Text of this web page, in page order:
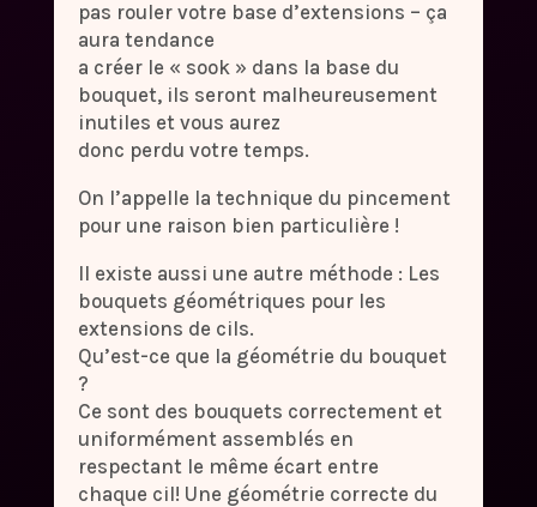
pas rouler votre base d’extensions – ça
aura tendance
a créer le « sook » dans la base du
bouquet, ils seront malheureusement
inutiles et vous aurez
donc perdu votre temps.
On l’appelle la technique du pincement
pour une raison bien particulière !
Il existe aussi une autre méthode : Les
bouquets géométriques pour les
extensions de cils.
Qu’est-ce que la géométrie du bouquet
?
Ce sont des bouquets correctement et
uniformément assemblés en
respectant le même écart entre
chaque cil! Une géométrie correcte du